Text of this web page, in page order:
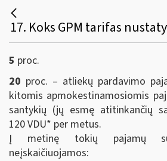
5 proc.
20 proc. – atliekų pardavimo
kitomis apmokestinamosiomis
santykių (jų esmę atitinkančių
120 VDU* per metus.
Į metinę tokių pajamų
neįskaičiuojamos: